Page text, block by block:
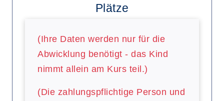
Plätze
(Ihre Daten werden nur für die
Abwicklung benötigt - das Kind
nimmt allein am Kurs teil.)
(Die zahlungspflichtige Person und